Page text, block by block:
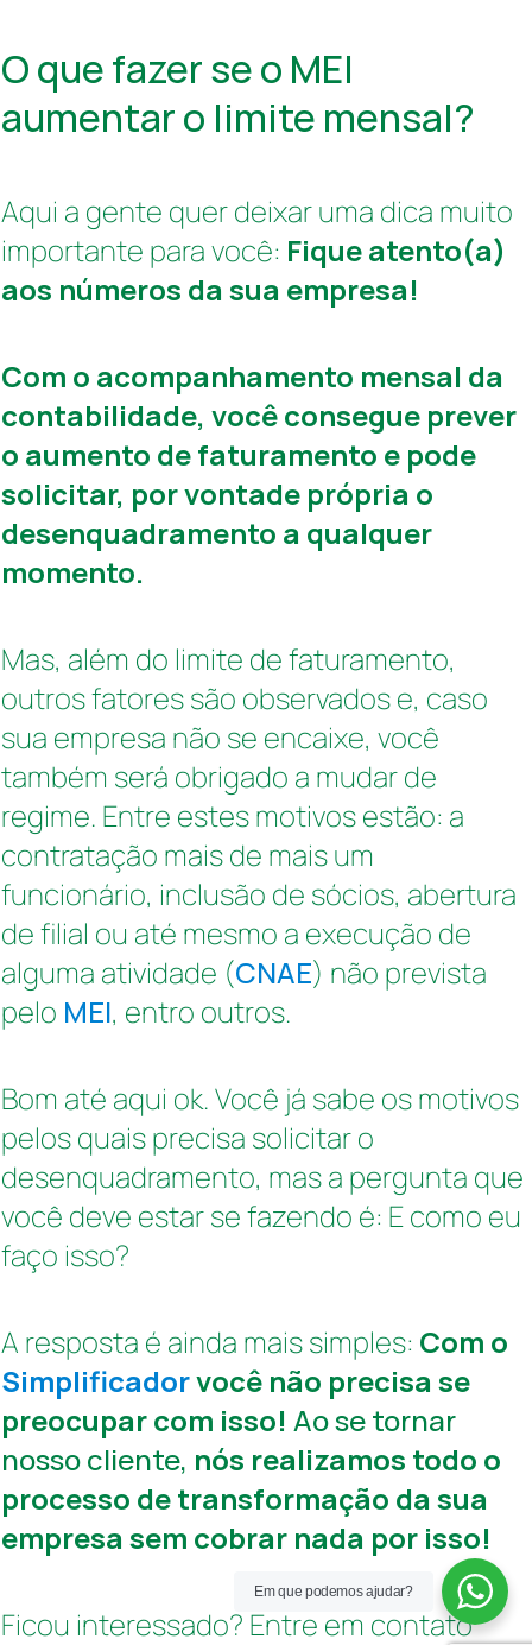
O que fazer se o MEI
aumentar o limite mensal?
Aqui a gente quer deixar uma dica muito
importante para você: Fique atento(a)
aos números da sua empresa!
Com o acompanhamento mensal da
contabilidade, você consegue prever
o aumento de faturamento e pode
solicitar, por vontade própria o
desenquadramento a qualquer
momento.
Mas, além do limite de faturamento,
outros fatores são observados e, caso
sua empresa não se encaixe, você
também será obrigado a mudar de
regime. Entre estes motivos estão: a
contratação mais de mais um
funcionário, inclusão de sócios, abertura
de filial ou até mesmo a execução de
alguma atividade (CNAE) não prevista
pelo MEI, entro outros.
Bom até aqui ok. Você já sabe os motivos
pelos quais precisa solicitar o
desenquadramento, mas a pergunta que
você deve estar se fazendo é: E como eu
faço isso?
A resposta é ainda mais simples: Com o
Simplificadorvocê não precisa se
preocupar com isso! Ao se tornar
nosso cliente, nós realizamos todo o
processo de transformação da sua
empresa sem cobrar nada por isso!
Ficou interessado? Entre em contato
Em que podemos ajudar?